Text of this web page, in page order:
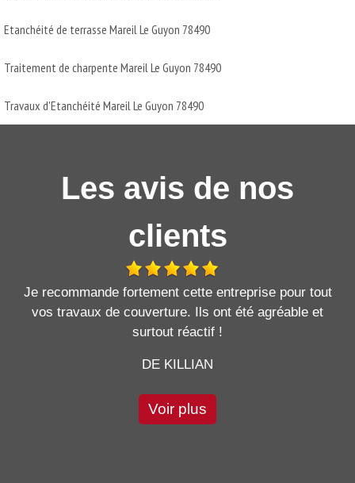
Etanchéité de terrasse Mareil Le Guyon 78490
Traitement de charpente Mareil Le Guyon 78490
Travaux d'Etanchéité Mareil Le Guyon 78490
Les avis de nos
clients
Je recommande fortement cette entreprise pour tout
vos travaux de couverture. Ils ont été agréable et
surtout réactif !
DE KILLIAN
Voir plus